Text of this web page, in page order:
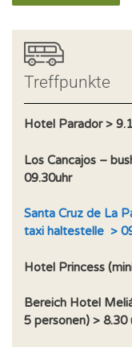
Treffpunkte
Hotel Parador >
Los Cancajos –
09.30uhr
Santa Cruz de La
taxi haltestelle >
Hotel Princess
Bereich Hotel
5 personen) > 8.30